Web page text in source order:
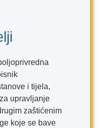
i tijela,
upravljanje
zaštićenim
koje se bave